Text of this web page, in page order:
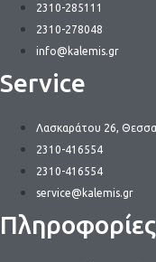
2310-285111
2310-278048
info@kalemis.gr
Service
Λασκαράτου 26,
2310-416554
2310-416554
service@kalemis.gr
Πληροφορίες